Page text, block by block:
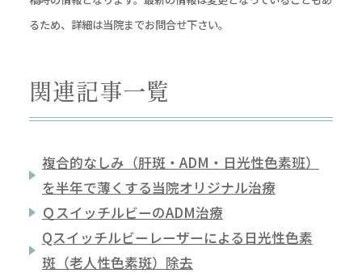
るため、詳細は当院までお問合せ下さい。
関連記事一覧
複合的なしみ（肝斑・ADM・日光性色素班）
を半年で薄くする当院オリジナル治療
ＱスイッチルビーのADM治療
Qスイッチルビーレーザーによる日光性色素
斑（老人性色素斑）除去